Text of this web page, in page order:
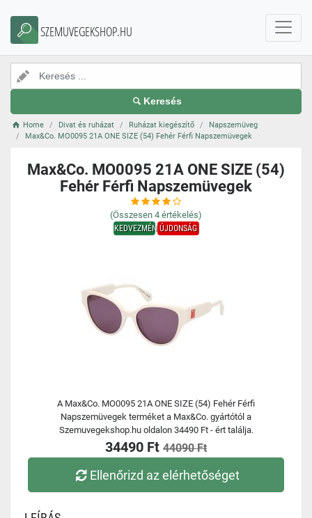
SZEMUVEGEKSHOP.HU
Keresés
Home Divat és ruházat Ruházat kiegészítő
Napszemüveg
Max&Co. MO0095 21A ONE SIZE (54) Fehér Férfi Napszemüvegek
Max&Co. MO0095 21A ONE SIZE (54)
Fehér Férfi Napszemüvegek
(Összesen 4 értékelés)
KEDVEZMÉNYÚJDONSÁG
A Max&Co. MO0095 21A ONE SIZE (54) Fehér Férfi
Napszemüvegek terméket a Max&Co. gyártótól a
Szemuvegekshop.hu oldalon 34490 Ft - ért találja.
34490 Ft 44090 Ft
Ellenőrizd az elérhetőséget